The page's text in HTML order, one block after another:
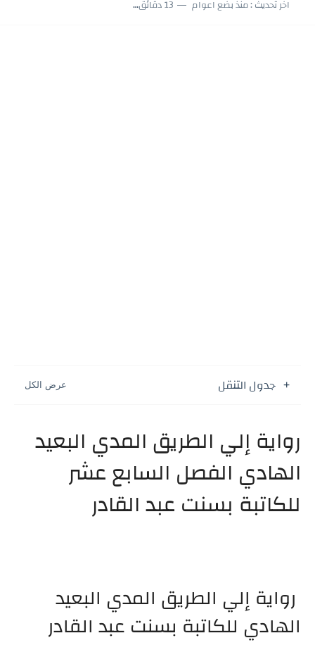
اخر تحديث :منذ بضع اعوام 13 دقائق للقراءة
جدول التنقل
رواية إلي الطريق المدي البعيد
الهادي الفصل السابع عشر
للكاتبة بسنت عبد القادر
رواية إلي الطريق المدي البعيد
الهادي للكاتبة بسنت عبد القادر